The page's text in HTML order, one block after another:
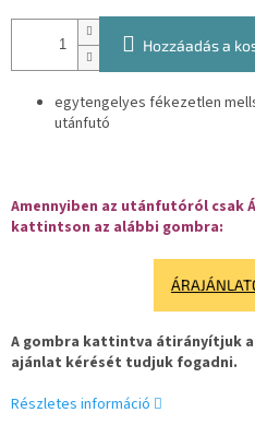
Hozzáadás a
egytengelyes fékezetlen
utánfutó
Amennyiben az utánfutóról csak
kattintson az alábbi gombra:
A gombra kattintva átirányítjuk
ajánlat kérését tudjuk fogadni.
Részletes információ